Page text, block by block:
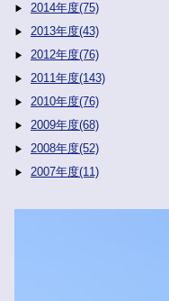
2014年度(75)
2013年度(43)
2012年度(76)
2011年度(143)
2010年度(76)
2009年度(68)
2008年度(52)
2007年度(11)